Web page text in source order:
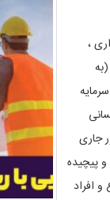
،
جاری
پیچیده
افراد